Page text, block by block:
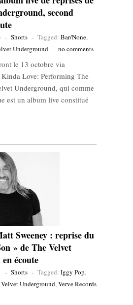
second
- Shorts - Tagged: Bar/None,
Underground - no comments
le 13 octobre via
Love: Performing The
Underground, qui comme
est un album live constitué
Sweeney : reprise du
» de The Velvet
écoute
- Shorts - Tagged: Iggy Pop,
Underground,Verve Records